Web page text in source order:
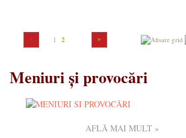
« 1 2 »
Meniuri și provocări
AFLĂ MAI MULT »